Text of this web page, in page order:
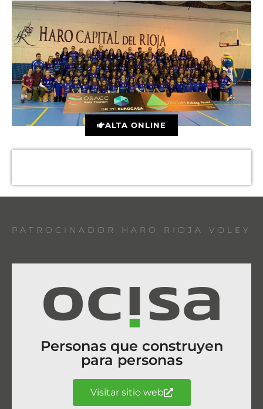
ALTA ONLINE
PATROCINADOR HARO RIOJA VOLEY
Personas que construyen
para personas
Visitar sitio web